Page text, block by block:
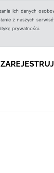
ich danych
z naszych
prywatności.